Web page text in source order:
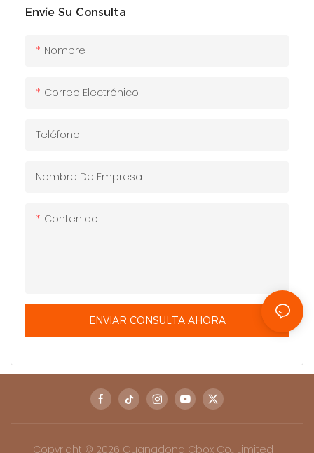
Envíe Su Consulta
Nombre
Correo Electrónico
Teléfono
Nombre De Empresa
Contenido
ENVIAR CONSULTA AHORA
convenientes, duraderas y
ideales para uso temporal
Copyright © 2026 Guangdong Cbox Co., Limited -